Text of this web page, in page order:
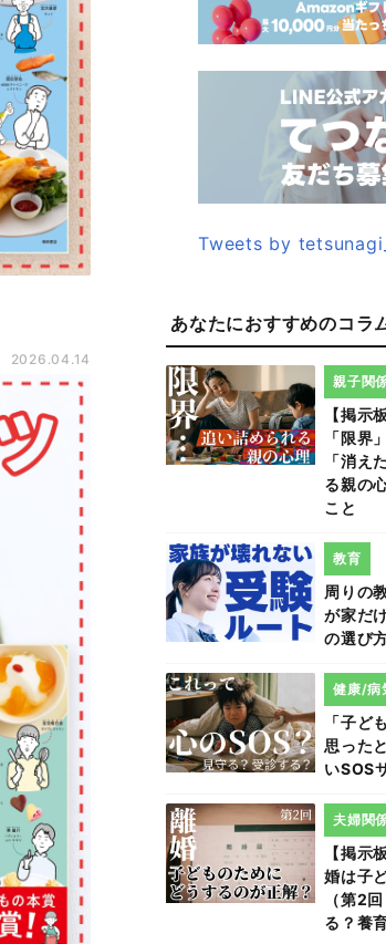
2026.04.14
Tweets by
あなたにおすすめのコラ
【掲示
「限界
「消
る親の
こと
親子関
周りの
が家だ
の選び
教育
「子ど
思った
いSOS
健康/病
【掲示
婚は子
（第2
る？養
夫婦関